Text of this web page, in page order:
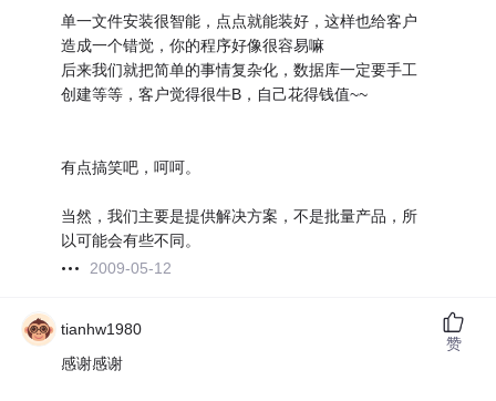
单一文件安装很智能，点点就能装好，这样也给客户
造成一个错觉，你的程序好像很容易嘛
后来我们就把简单的事情复杂化，数据库一定要手工
创建等等，客户觉得很牛B，自己花得钱值~~
有点搞笑吧，呵呵。
当然，我们主要是提供解决方案，不是批量产品，所
以可能会有些不同。
2009-05-12
tianhw1980
感谢感谢
赞